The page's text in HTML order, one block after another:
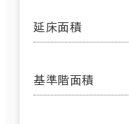
延床面積
基準階面積